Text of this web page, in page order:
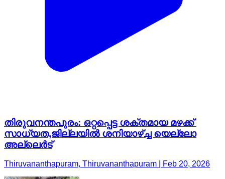
തിരുവനന്തപുരം: ഒറ്റപ്പെട്ട ശക്തമായ മഴക്ക്
സാധ്യത,ജില്ലയിൽ ശനിയാഴ്ച്ച യെല്ലോ
അല്ലെർട്
Thiruvananthapuram, Thiruvananthapuram | Feb 20, 2026